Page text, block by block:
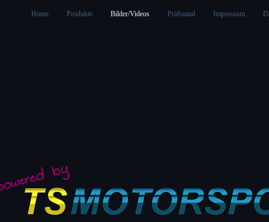
Home Produkte Bilder/Videos Prüfstand Impressum